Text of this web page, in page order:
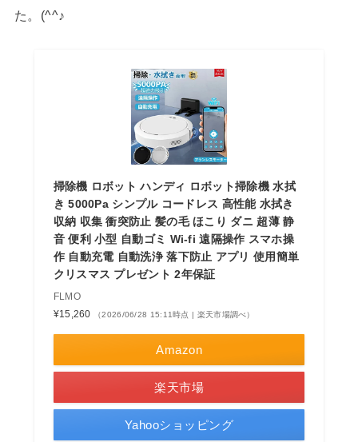
た。(^^♪
掃除機 ロボット ハンディ ロボット掃除機 水拭
き 5000Pa シンプル コードレス 高性能 水拭き
収納 収集 衝突防止 髪の毛 ほこり ダニ 超薄 静
音 便利 小型 自動ゴミ Wi-fi 遠隔操作 スマホ操
作 自動充電 自動洗浄 落下防止 アプリ 使用簡単
クリスマス プレゼント 2年保証
FLMO
¥15,260
（2026/06/28 15:11時点 | 楽天市場調べ）
Amazon
楽天市場
Yahooショッピング